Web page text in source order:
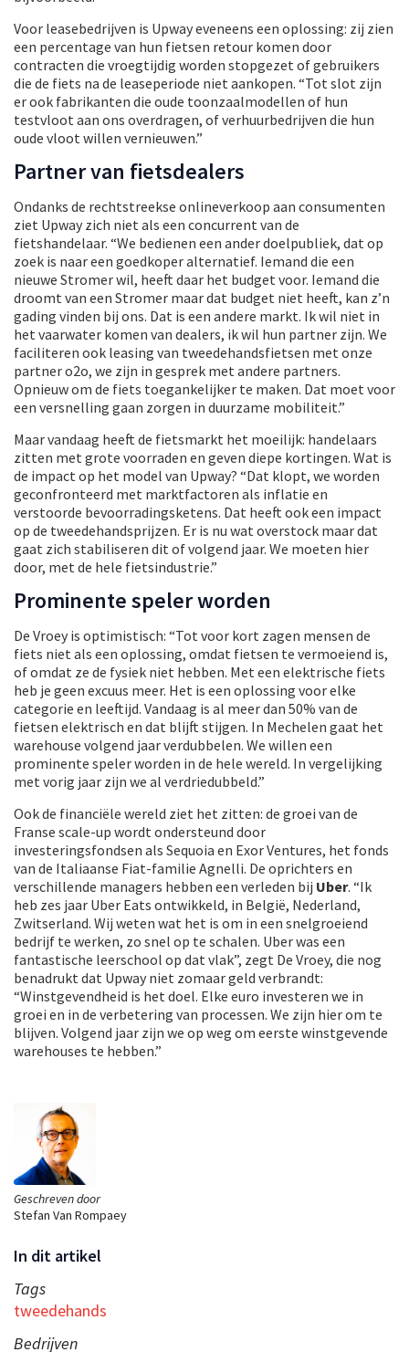
Geschreven door
Stefan Van Rompaey
In dit artikel
Tags
tweedehands
Bedrijven
Voor leasebedrijven is Upway eveneens een oplossing: zij zien
een percentage van hun fietsen retour komen door
contracten die vroegtijdig worden stopgezet of gebruikers
die de fiets na de leaseperiode niet aankopen. “Tot slot zijn
er ook fabrikanten die oude toonzaalmodellen of hun
testvloot aan ons overdragen, of verhuurbedrijven die hun
oude vloot willen vernieuwen.”
Partner van fietsdealers
Ondanks de rechtstreekse onlineverkoop aan consumenten
ziet Upway zich niet als een concurrent van de
fietshandelaar. “We bedienen een ander doelpubliek, dat op
zoek is naar een goedkoper alternatief. Iemand die een
nieuwe Stromer wil, heeft daar het budget voor. Iemand die
droomt van een Stromer maar dat budget niet heeft, kan z’n
gading vinden bij ons. Dat is een andere markt. Ik wil niet in
het vaarwater komen van dealers, ik wil hun partner zijn. We
faciliteren ook leasing van tweedehandsfietsen met onze
partner o2o, we zijn in gesprek met andere partners.
Opnieuw om de fiets toegankelijker te maken. Dat moet voor
een versnelling gaan zorgen in duurzame mobiliteit.”
Maar vandaag heeft de fietsmarkt het moeilijk: handelaars
zitten met grote voorraden en geven diepe kortingen. Wat is
de impact op het model van Upway? “Dat klopt, we worden
geconfronteerd met marktfactoren als inflatie en
verstoorde bevoorradingsketens. Dat heeft ook een impact
op de tweedehandsprijzen. Er is nu wat overstock maar dat
gaat zich stabiliseren dit of volgend jaar. We moeten hier
door, met de hele fietsindustrie.”
Prominente speler worden
De Vroey is optimistisch: “Tot voor kort zagen mensen de
fiets niet als een oplossing, omdat fietsen te vermoeiend is,
of omdat ze de fysiek niet hebben. Met een elektrische fiets
heb je geen excuus meer. Het is een oplossing voor elke
categorie en leeftijd. Vandaag is al meer dan 50% van de
fietsen elektrisch en dat blijft stijgen. In Mechelen gaat het
warehouse volgend jaar verdubbelen. We willen een
prominente speler worden in de hele wereld. In vergelijking
met vorig jaar zijn we al verdriedubbeld.”
Ook de financiële wereld ziet het zitten: de groei van de
Franse scale-up wordt ondersteund door
investeringsfondsen als Sequoia en Exor Ventures, het fonds
van de Italiaanse Fiat-familie Agnelli. De oprichters en
verschillende managers hebben een verleden bij Uber. “Ik
heb zes jaar Uber Eats ontwikkeld, in België, Nederland,
Zwitserland. Wij weten wat het is om in een snelgroeiend
bedrijf te werken, zo snel op te schalen. Uber was een
fantastische leerschool op dat vlak”, zegt De Vroey, die nog
benadrukt dat Upway niet zomaar geld verbrandt:
“Winstgevendheid is het doel. Elke euro investeren we in
groei en in de verbetering van processen. We zijn hier om te
blijven. Volgend jaar zijn we op weg om eerste winstgevende
warehouses te hebben.”